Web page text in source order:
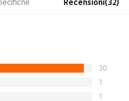
Recensioni(32)
30
1
1